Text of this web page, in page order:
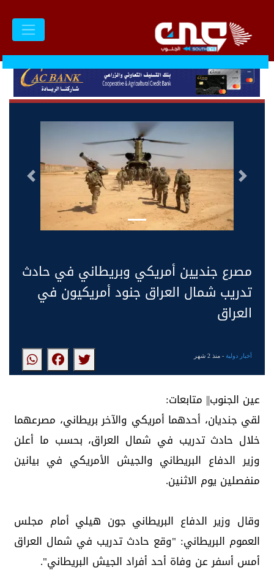
التالى السابق
مصرع جنديين أمريكي وبريطاني في حادث
تدريب شمال العراق جنود أمريكيون في
العراق
أخبار دولية- منذ 2 شهر
عين الجنوب|| متابعات:
لقي جنديان، أحدهما أمريكي والآخر بريطاني، مصرعهما
خلال حادث تدريب في شمال العراق، بحسب ما أعلن
وزير الدفاع البريطاني والجيش الأمريكي في بيانين
منفصلين يوم الاثنين.
وقال وزير الدفاع البريطاني جون هيلي أمام مجلس
العموم البريطاني: "وقع حادث تدريب في شمال العراق
أمس أسفر عن وفاة أحد أفراد الجيش البريطاني".